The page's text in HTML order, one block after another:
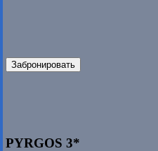
Забронировать
PYRGOS 3*